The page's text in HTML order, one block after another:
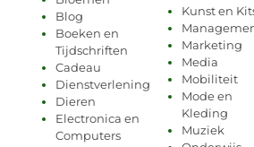
Blog
Boeken en
Tijdschriften
Cadeau
Dienstverlening
Dieren
Electronica en
Computers
Kunst en
Marketing
Media
Mobiliteit
Mode en
Kleding
Muziek